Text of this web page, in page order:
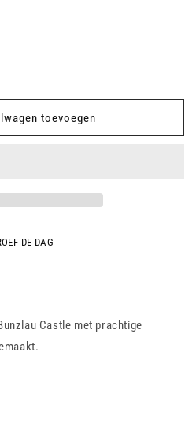
toevoegen
DE DAG
Castle met prachtige